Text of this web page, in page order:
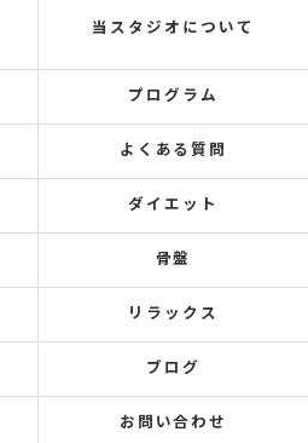
当スタジオについて
プログラム
よくある質問
ダイエット
骨盤
リラックス
ブログ
お問い合わせ